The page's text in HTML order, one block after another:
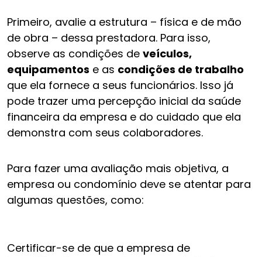
Primeiro, avalie a estrutura – física e de mão
de obra – dessa prestadora. Para isso,
observe as condições de veículos,
equipamentos e as condições de trabalho
que ela fornece a seus funcionários. Isso já
pode trazer uma percepção inicial da saúde
financeira da empresa e do cuidado que ela
demonstra com seus colaboradores.
Para fazer uma avaliação mais objetiva, a
empresa ou condomínio deve se atentar para
algumas questões, como:
Certificar-se de que a empresa de